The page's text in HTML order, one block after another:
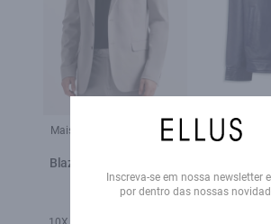
Mais cores:
Blazer Interlock Knitted
Cinza Claro
Mais cores:
Golf
Inscreva-se em nossa newsletter
por dentro das nossas